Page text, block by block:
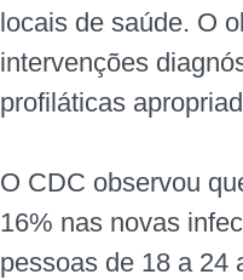
locais de saúde. O
intervenções
profiláticas
O CDC observou
16% nas novas
pessoas de 18 a 24